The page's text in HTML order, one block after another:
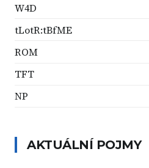
W4D
tLotR:tBfME
ROM
TFT
NP
AKTUÁLNÍ POJMY